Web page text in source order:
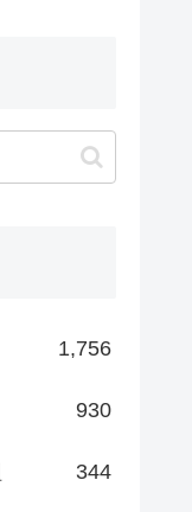
1,756
930
344